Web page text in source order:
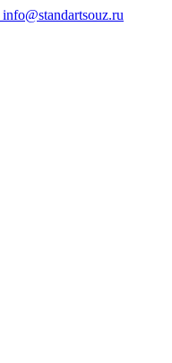
info@standartsouz.ru